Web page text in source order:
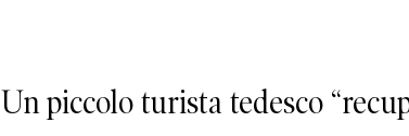
Un piccolo turista tedesco